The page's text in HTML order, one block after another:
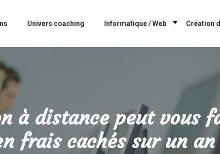
Univers coaching Informatique / Web Création
à distance peut vous
frais cachés sur un an